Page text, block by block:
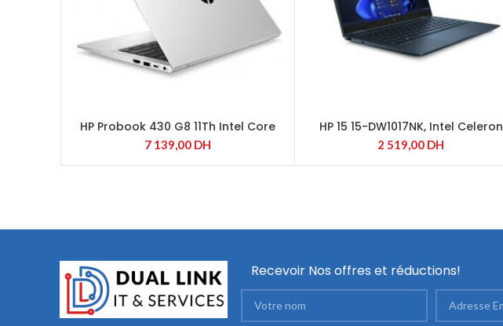
HP Probook 430 G8 11Th Intel Core
i5-1135G7
7 139,00 DH
HP 15 15-DW1017NK, Intel Celeron
N4020
2 519,00 DH
Recevoir Nos offres et réductions!